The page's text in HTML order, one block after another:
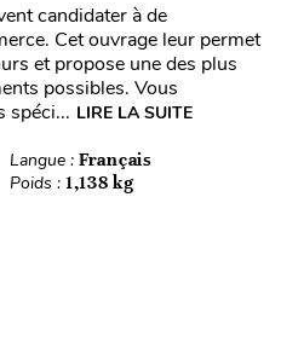
candidater à de
Cet ouvrage leur permet
et propose une des plus
possibles. Vous
spéci... LIRE LA SUITE
Langue : Français
Poids : 1,138 kg